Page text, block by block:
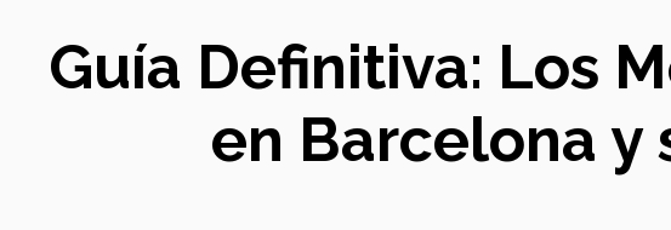
Guía Definitiva: Los
en Barcelona y